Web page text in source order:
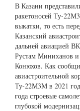
В Казани
ракетоносей Ту-
выкатки, то есть
Казанский
дальней авиацией
Рустам Миниханов и
Конюхов. Как
авиастроительной
Ту-22М3М в 2021
года строевые
глубокой